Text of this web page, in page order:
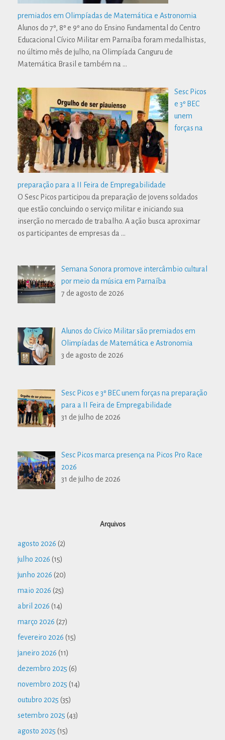
premiados em Olimpíadas de Matemática e Astronomia
Alunos do 7º, 8º e 9º ano do Ensino Fundamental do Centro
Educacional Cívico Militar em Parnaíba foram medalhistas,
no último mês de julho, na Olimpíada Canguru de
Matemática Brasil e também na …
Sesc Picos
e 3º BEC
unem
forças na
preparação para a II Feira de Empregabilidade
O Sesc Picos participou da preparação de jovens soldados
que estão concluindo o serviço militar e iniciando sua
inserção no mercado de trabalho. A ação busca aproximar
os participantes de empresas da …
Semana Sonora promove intercâmbio cultural
por meio da música em Parnaíba
7 de agosto de 2026
Alunos do Cívico Militar são premiados em
Olimpíadas de Matemática e Astronomia
3 de agosto de 2026
Sesc Picos e 3º BEC unem forças na preparação
para a II Feira de Empregabilidade
31 de julho de 2026
Sesc Picos marca presença na Picos Pro Race
2026
31 de julho de 2026
Arquivos
agosto 2026 (2)
julho 2026 (15)
junho 2026 (20)
maio 2026 (25)
abril 2026 (14)
março 2026 (27)
fevereiro 2026 (15)
janeiro 2026 (11)
dezembro 2025 (6)
novembro 2025 (14)
outubro 2025 (35)
setembro 2025 (43)
agosto 2025 (15)